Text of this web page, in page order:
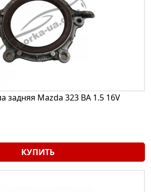
задняя Mazda 323 BA 1.5 16V
КУПИТЬ